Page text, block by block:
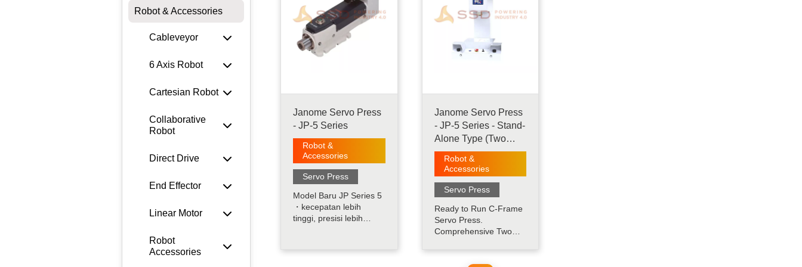
Robot & Accessories
Cableveyor
6 Axis Robot
Cartesian Robot
Collaborative
Robot
Direct Drive
End Effector
Linear Motor
Robot
Accessories
Janome Servo Press
- JP-5 Series
Robot &
Accessories
Servo Press
Model Baru JP Series 5
・kecepatan lebih
tinggi, presisi lebih
ditingkatkan. Lebih
Janome Servo Press
- JP-5 Series - Stand-
Alone Type (Two
Hand Switch Model)
Robot &
Accessories
Servo Press
Ready to Run C-Frame
Servo Press.
Comprehensive Two
Pressing System New